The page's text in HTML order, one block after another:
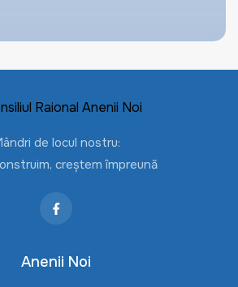
de locul nostru:
creștem împreună
Anenii Noi